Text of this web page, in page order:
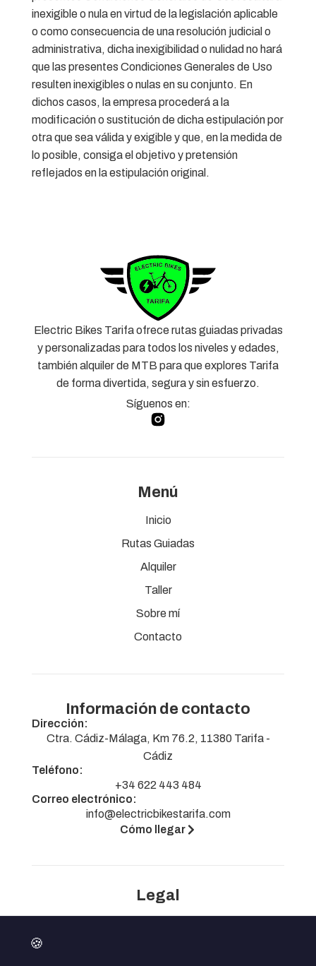
inexigible o nula en virtud de la legislación aplicable
o como consecuencia de una resolución judicial o
administrativa, dicha inexigibilidad o nulidad no hará
que las presentes Condiciones Generales de Uso
resulten inexigibles o nulas en su conjunto. En
dichos casos, la empresa procederá a la
modificación o sustitución de dicha estipulación por
otra que sea válida y exigible y que, en la medida de
lo posible, consiga el objetivo y pretensión
reflejados en la estipulación original.
Electric Bikes Tarifa ofrece rutas guiadas privadas
y personalizadas para todos los niveles y edades,
también alquiler de MTB para que explores Tarifa
de forma divertida, segura y sin esfuerzo.
Síguenos en:
Menú
Inicio
Rutas Guiadas
Alquiler
Taller
Sobre mí
Contacto
Información de contacto
Dirección:
Ctra. Cádiz-Málaga, Km 76.2, 11380 Tarifa -
Cádiz
Teléfono:
+34 622 443 484
Correo electrónico:
info@electricbikestarifa.com
Cómo llegar
Legal
🍪